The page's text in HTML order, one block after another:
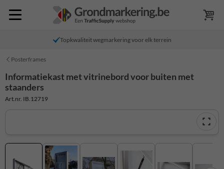
Topkwaliteit wegmarkering voor elk terrein
Posterframes
Informatiekast met vitrinebord voor buiten met
staanders
Art.nr. IB.12719